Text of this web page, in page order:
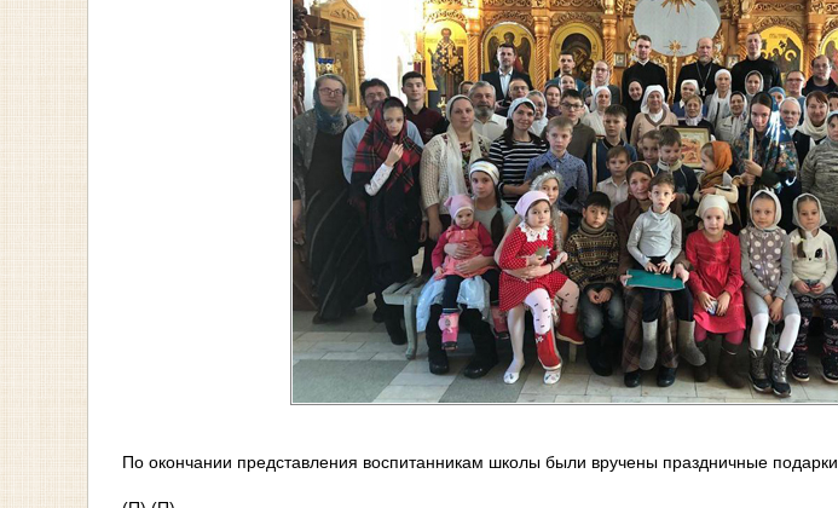
По окончании представления воспитанникам школы были вручены праздничные подарки.